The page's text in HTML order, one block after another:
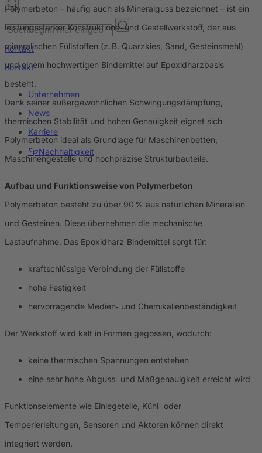
Kontakt
Kontakt
Unternehmen
News
Karriere
Nachhaltigkeit
Polymerbeton – häufig auch als Mineralguss bezeichnet – ist ein
leistungsstarker Konstruktions‑ und Gestellwerkstoff, der aus
mineralischen Füllstoffen (z. B. Quarzkies, Sand, Gesteinsmehl)
und einem hochwertigen Bindemittel auf Epoxidharzbasis
besteht.
Dank seiner außergewöhnlichen Schwingungsdämpfung,
thermischen Stabilität und hohen Genauigkeit eignet sich
Polymerbeton ideal als Grundlage für Maschinenbetten,
Maschinengestelle und hochpräzise Strukturbauteile.
Aufbau und Funktionsweise von Polymerbeton
Polymerbeton besteht zu über 90 % aus natürlichen Mineralien
und Gesteinen. Diese übernehmen die mechanische
Lastaufnahme. Das Epoxidharz‑Bindemittel sorgt für:
kraftschlüssige Verbindung der Füllstoffe
hohe Festigkeit
hervorragende Medien‑ und Chemikalienbeständigkeit
Der Werkstoff wird kalt in Formen gegossen, wodurch:
keine thermischen Spannungen entstehen
eine sehr hohe Abguss‑ und Maßgenauigkeit erreicht wird
Funktionselemente wie Einlegeteile, Kühl‑ oder
Temperierleitungen, Sensoren und Aktoren können direkt
integriert werden.